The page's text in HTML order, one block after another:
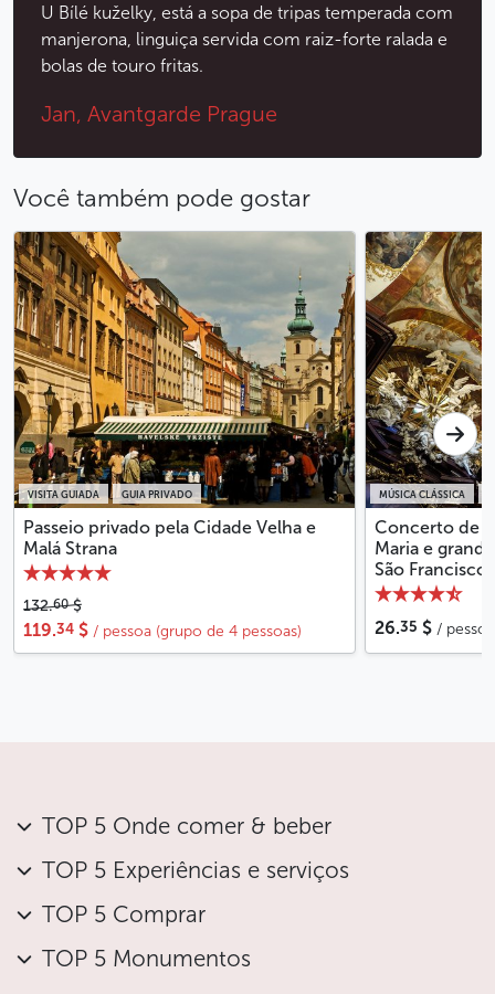
U Bílé kuželky, está a sopa de tripas temperada com
manjerona, linguiça servida com raiz-forte ralada e
bolas de touro fritas.
Jan, Avantgarde Prague
Você também pode gostar
VISITA GUIADA GUIA PRIVADO
Passeio privado pela Cidade Velha e
Malá Strana
132.60$
119.34 $ / pessoa (grupo de 4 pessoas)
MÚSICA CLÁSSICA
Concerto de
Maria e
São Francisco
26.35 $ / pessoa
TOP 5 Onde comer & beber
TOP 5 Experiências e serviços
TOP 5 Comprar
TOP 5 Monumentos